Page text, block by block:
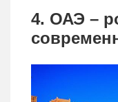
4. ОАЭ –